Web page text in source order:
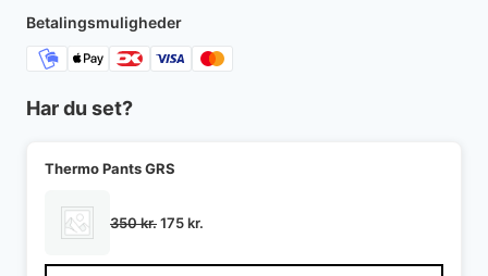
189 kr..151 kr..
Betalingsmuligheder
Har du set?
Thermo Pants GRS
350kr.Den
pris
175kr.
pris